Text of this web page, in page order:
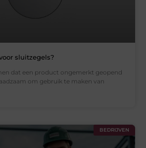
sluitzegels?
dat een product ongemerkt geopend
om gebruik te maken van
BEDRIJVEN